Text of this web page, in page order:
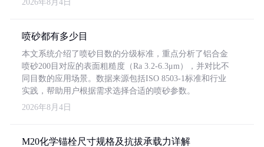
2026年8月4日
喷砂都有多少目
本文系统介绍了喷砂目数的分级标准，重点分析了铝合金
喷砂200目对应的表面粗糙度（Ra 3.2-6.3μm），并对比不
同目数的应用场景。数据来源包括ISO 8503-1标准和行业
实践，帮助用户根据需求选择合适的喷砂参数。
2026年8月4日
M20化学锚栓尺寸规格及抗拔承载力详解